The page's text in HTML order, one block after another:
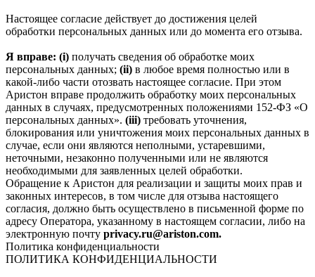
Настоящее согласие действует до достижения целей
обработки персональных данных или до момента его отзыва.
Я вправе: (i) получать сведения об обработке моих
персональных данных; (ii) в любое время полностью или в
какой-либо части отозвать настоящее согласие. При этом
Аристон вправе продолжить обработку моих персональных
данных в случаях, предусмотренных положениями 152-ФЗ «О
персональных данных». (iii) требовать уточнения,
блокирования или уничтожения моих персональных данных в
случае, если они являются неполными, устаревшими,
неточными, незаконно полученными или не являются
необходимыми для заявленных целей обработки.
Обращение к Аристон для реализации и защиты моих прав и
законных интересов, в том числе для отзыва настоящего
согласия, должно быть осуществлено в письменной форме по
адресу Оператора, указанному в настоящем согласии, либо на
электронную почту privacy.ru@ariston.com.
Политика конфиденциальности
ПОЛИТИКА КОНФИДЕНЦИАЛЬНОСТИ